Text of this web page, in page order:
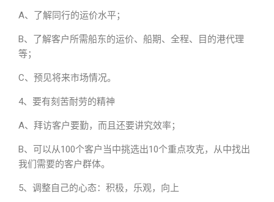
A、了解同行的运价水平；
B、了解客户所需船东的运价、船期、全程、目的港代理
等；
C、预见将来市场情况。
4、要有刻苦耐劳的精神
A、拜访客户要勤，而且还要讲究效率；
B、可以从100个客户当中挑选出10个重点攻克，从中找出
我们需要的客户群体。
5、调整自己的心态：积极，乐观，向上